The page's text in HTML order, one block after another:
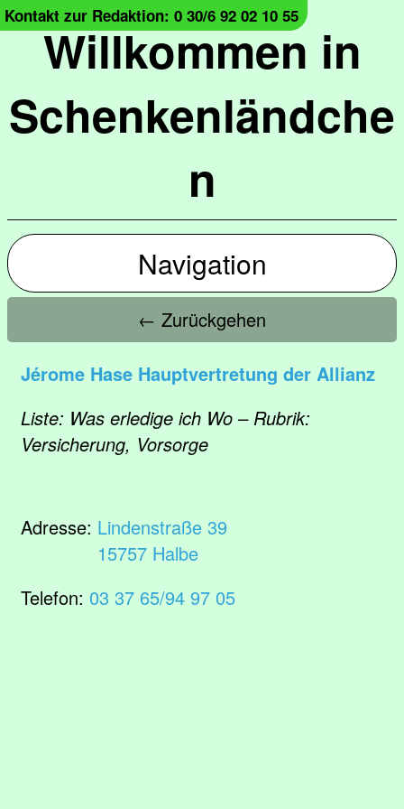
Willkommen in
Schenkenländche
n
Kontakt zur Redaktion: 0 30/6 92 02 10 55
Navigation
← Zurückgehen
Jérome Hase Hauptvertretung der Allianz
Liste: Was erledige ich Wo – Rubrik:
Versicherung, Vorsorge
Adresse: Lindenstraße 39
15757 Halbe
Telefon: 03 37 65/94 97 05